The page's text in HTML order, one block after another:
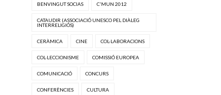
BENVINGUT SOCIAS C'MUN 2012
CATAUDIR (ASSOCIACIÓ UNESCO PEL DIÀLEG
INTERRELIGIÓS)
CERÀMICA CINE COL·LABORACIONS
COL·LECCIONISME COMISSIÓ EUROPEA
COMUNICACIÓ CONCURS
CONFERÈNCIES CULTURA